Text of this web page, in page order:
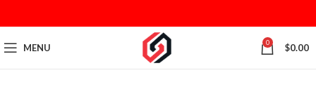
MENU 0 $0.00